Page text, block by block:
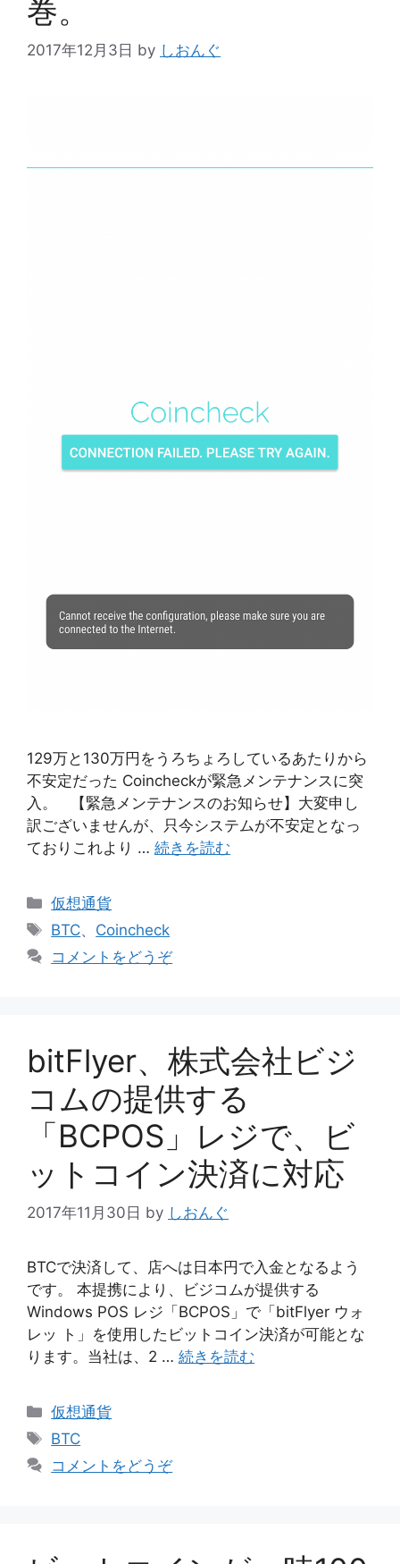
巻。
2017年12月3日 by しおんぐ
129万と130万円をうろちょろしているあたりから
不安定だった Coincheckが緊急メンテナンスに突
入。 【緊急メンテナンスのお知らせ】大変申し
訳ございませんが、只今システムが不安定となっ
ておりこれより … 続きを読む
カ
テ
リ
仮想通貨
タ
BTC、 Coincheck
コメントをどうぞ
bitFlyer、株式会社ビジ
コムの提供する
「BCPOS」レジで、ビ
ットコイン決済に対応
2017年11月30日 by しおんぐ
BTCで決済して、店へは日本円で入金となるよう
です。 本提携により、ビジコムが提供する
Windows POS レジ「BCPOS」で「bitFlyer ウォ
レッ ト」を使用したビットコイン決済が可能とな
ります。当社は、2 … 続きを読む
カ
テ
リ
仮想通貨
タ
グ
BTC
コメントをどうぞ